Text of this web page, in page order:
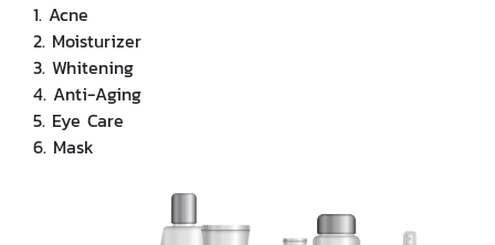
1. Acne
2. Moisturizer
3. Whitening
4. Anti-Aging
5. Eye Care
6. Mask